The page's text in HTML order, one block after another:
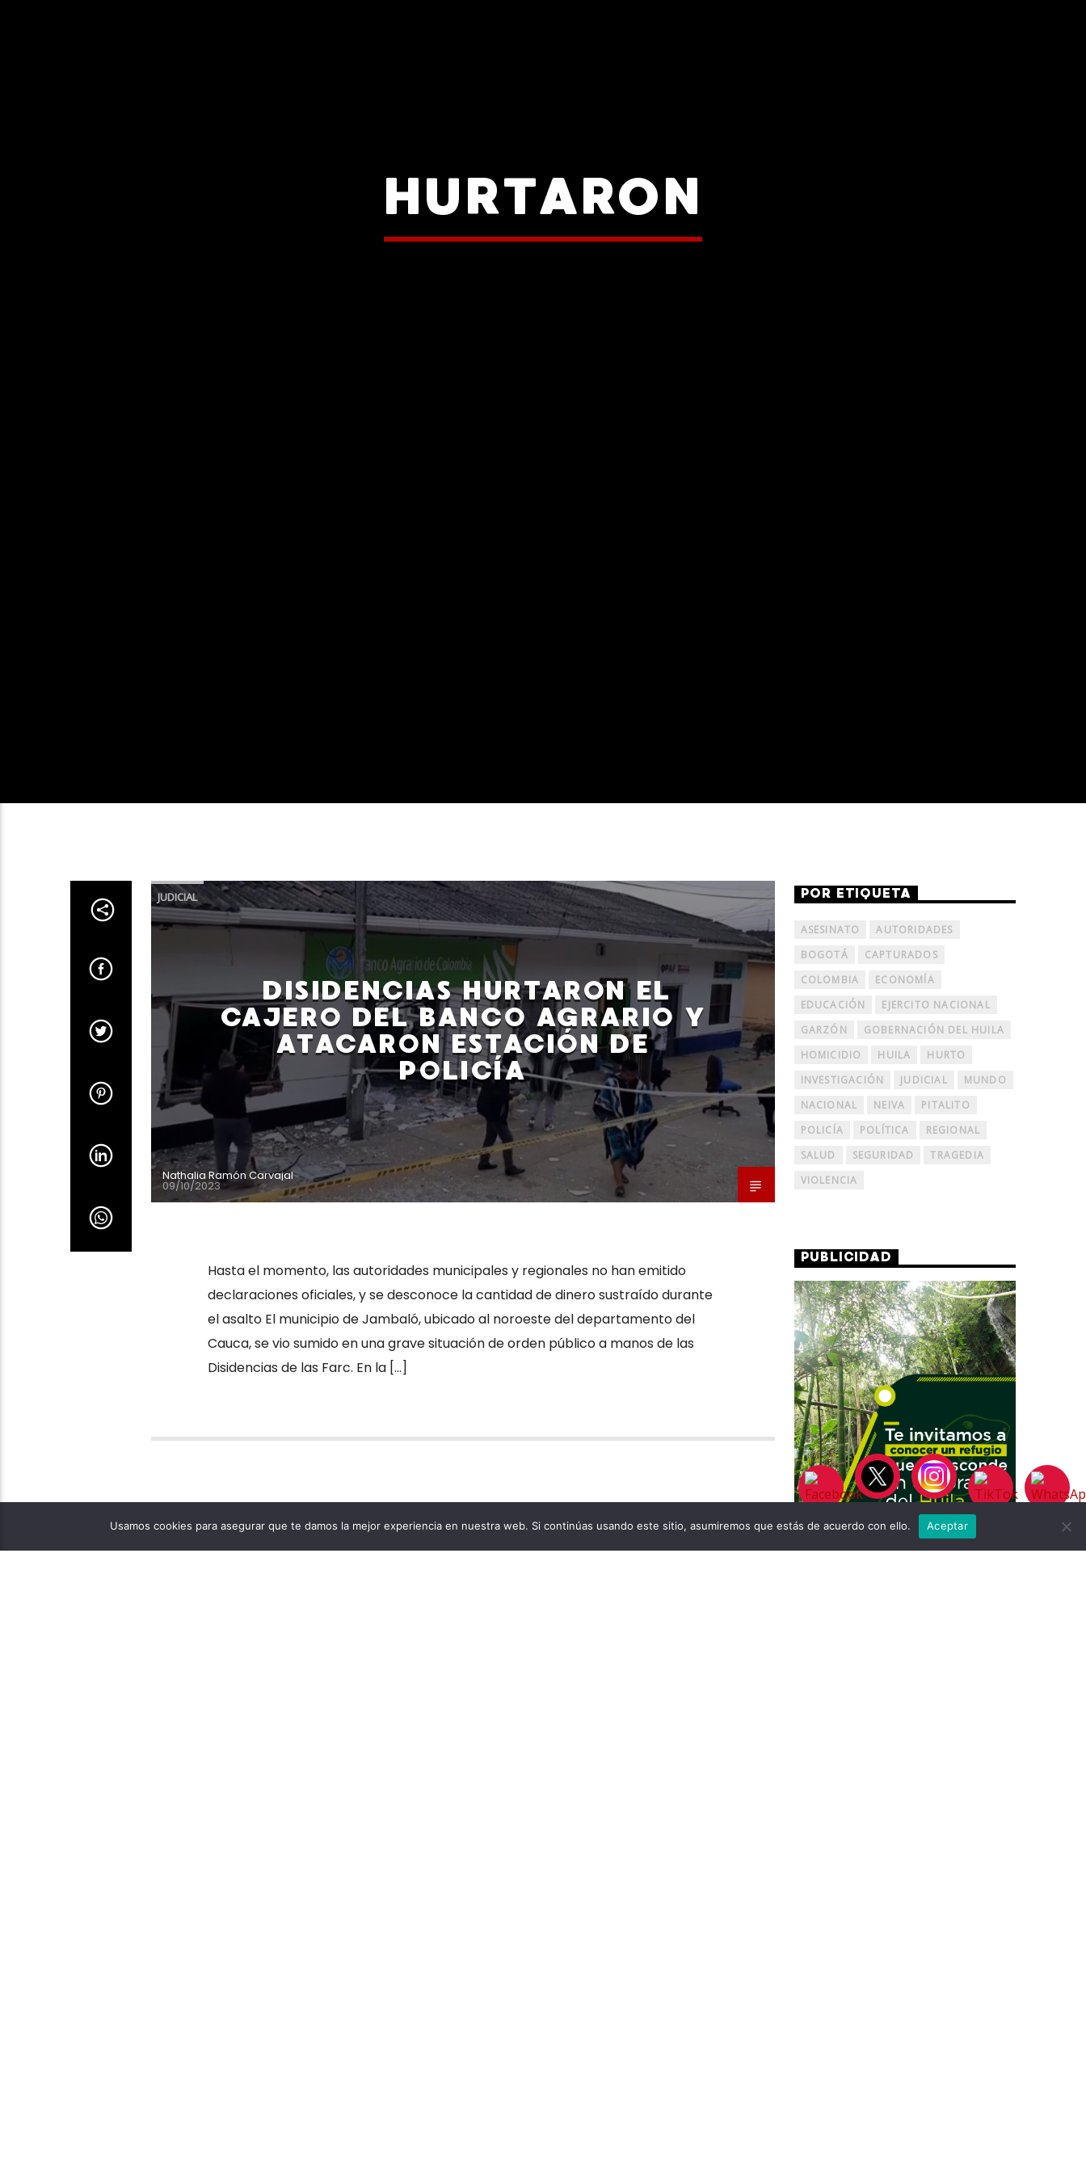
HURTARON
JUDICIAL
DISIDENCIAS HURTARON EL
CAJERO DEL BANCO AGRARIO Y
ATACARON ESTACIÓN DE
POLICÍA
Nathalia Ramón Carvajal
09/10/2023
Hasta el momento, las autoridades municipales y regionales no han emitido
declaraciones oficiales, y se desconoce la cantidad de dinero sustraído durante
el asalto El municipio de Jambaló, ubicado al noroeste del departamento del
Cauca, se vio sumido en una grave situación de orden público a manos de las
Disidencias de las Farc. En la […]
POR ETIQUETA
ASESINATO
AUTORIDADES
BOGOTÁ
CAPTURADOS
COLOMBIA
ECONOMÍA
EDUCACIÓN
EJERCITO NACIONAL
GARZÓN
GOBERNACIÓN DEL HUILA
HOMICIDIO
HUILA
HURTO
INVESTIGACIÓN
JUDICIAL
MUNDO
NACIONAL
NEIVA
PITALITO
POLICÍA
POLÍTICA
REGIONAL
SALUD
SEGURIDAD
TRAGEDIA
VIOLENCIA
PUBLICIDAD
Usamos cookies para asegurar que te damos la mejor experiencia en nuestra web. Si continúas usando este sitio, asumiremos que estás de acuerdo con ello. Aceptar